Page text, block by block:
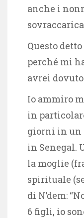
anche i
Questo
perché mi
avrei
Io ammiro
in
giorni in un
in Senegal.
la moglie
spirituale
di N’dem:
6 figli, io